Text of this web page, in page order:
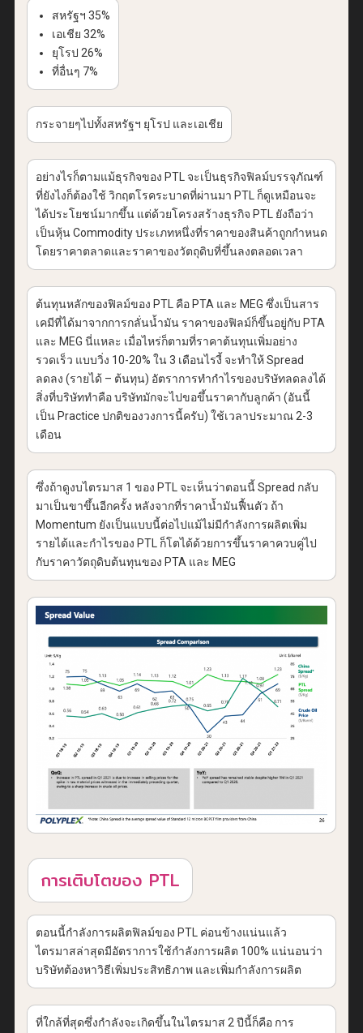
สหรัฐฯ 35%
เอเชีย 32%
ยุโรป 26%
ที่อื่นๆ 7%
กระจายๆไปทั้งสหรัฐฯ ยุโรป และเอเชีย
อย่างไรก็ตามแม้ธุรกิจของ PTL จะเป็นธุรกิจฟิลม์บรรจุภัณฑ์
ที่ยังไงก็ต้องใช้ วิกฤตโรคระบาดที่ผ่านมา PTL ก็ดูเหมือนจะ
ได้ประโยชน์มากขึ้น แต่ด้วยโครงสร้างธุรกิจ PTL ยังถือว่า
เป็นหุ้น Commodity ประเภทหนึ่งที่ราคาของสินค้าถูกกำหนด
โดยราคาตลาดและราคาของวัตถุดิบที่ขึ้นลงตลอดเวลา
ต้นทุนหลักของฟิลม์ของ PTL คือ PTA และ MEG ซึ่งเป็นสาร
เคมีที่ได้มาจากการกลั่นน้ำมัน ราคาของฟิลม์ก็ขึ้นอยู่กับ PTA
และ MEG นี่แหละ เมื่อไหร่ก็ตามที่ราคาต้นทุนเพิ่มอย่าง
รวดเร็ว แบบวิ่ง 10-20% ใน 3 เดือนไรงี้ จะทำให้ Spread
ลดลง (รายได้ – ต้นทุน) อัตราการทำกำไรของบริษัทลดลงได้
สิ่งที่บริษัททำคือ บริษัทมักจะไปขอขึ้นราคากับลูกค้า (อันนี้
เป็น Practice ปกติของวงการนี้ครับ) ใช้เวลาประมาณ 2-3
เดือน
ซึ่งถ้าดูงบไตรมาส 1 ของ PTL จะเห็นว่าตอนนี้ Spread กลับ
มาเป็นขาขึ้นอีกครั้ง หลังจากที่ราคาน้ำมันฟื้นตัว ถ้า
Momentum ยังเป็นแบบนี้ต่อไปแม้ไม่มีกำลังการผลิตเพิ่ม
รายได้และกำไรของ PTL ก็โตได้ด้วยการขึ้นราคาควบคู่ไป
กับราคาวัตถุดิบต้นทุนของ PTA และ MEG
การเติบโตของ PTL
ตอนนี้กำลังการผลิตฟิลม์ของ PTL ค่อนข้างแน่นแล้ว
ไตรมาสล่าสุดมีอัตราการใช้กำลังการผลิต 100% แน่นอนว่า
บริษัทต้องหาวิธีเพิ่มประสิทธิภาพ และเพิ่มกำลังการผลิต
ที่ใกล้ที่สุดซึ่งกำลังจะเกิดขึ้นในไตรมาส 2 ปีนี้ก็คือ การ